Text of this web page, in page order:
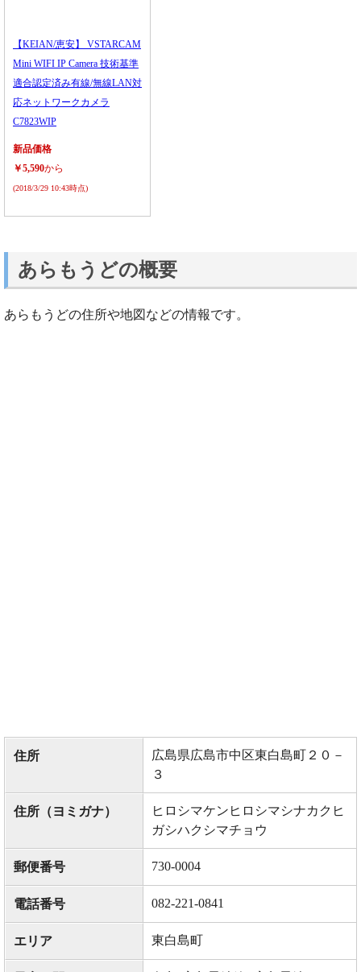
【KEIAN/恵安】 VSTARCAM
Mini WIFI IP Camera 技術基準
適合認定済み有線/無線LAN対
応ネットワークカメラ
C7823WIP
新品価格
￥5,590から
(2018/3/29 10:43時点)
あらもうどの概要
あらもうどの住所や地図などの情報です。
住所
広島県広島市中区東白島町２０－
３
住所（ヨミガナ）
ヒロシマケンヒロシマシナカクヒ
ガシハクシマチョウ
郵便番号 730-0004
電話番号 082-221-0841
エリア 東白島町